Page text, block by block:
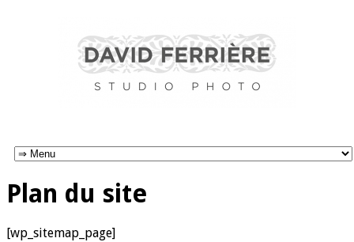
Plan du site
[wp_sitemap_page]